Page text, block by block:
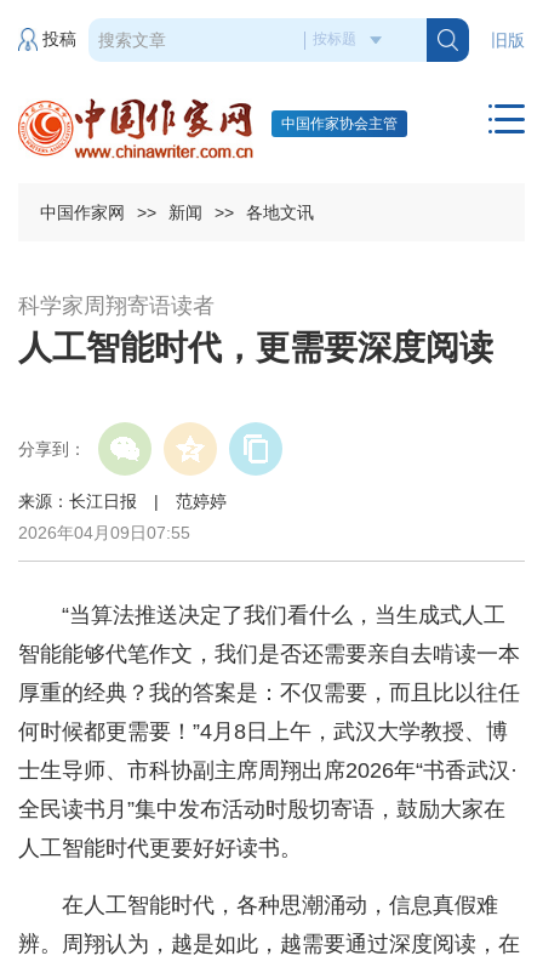
旧版
投稿
中国作家协会主管
中国作家网 >> 新闻 >> 各地文讯
科学家周翔寄语读者
人工智能时代，更需要深度阅读
分享到：
来源：长江日报 | 范婷婷
2026年04月09日07:55
“当算法推送决定了我们看什么，当生成式人工
智能能够代笔作文，我们是否还需要亲自去啃读一本
厚重的经典？我的答案是：不仅需要，而且比以往任
何时候都更需要！”4月8日上午，武汉大学教授、博
士生导师、市科协副主席周翔出席2026年“书香武汉·
全民读书月”集中发布活动时殷切寄语，鼓励大家在
人工智能时代更要好好读书。
在人工智能时代，各种思潮涌动，信息真假难
辨。周翔认为，越是如此，越需要通过深度阅读，在